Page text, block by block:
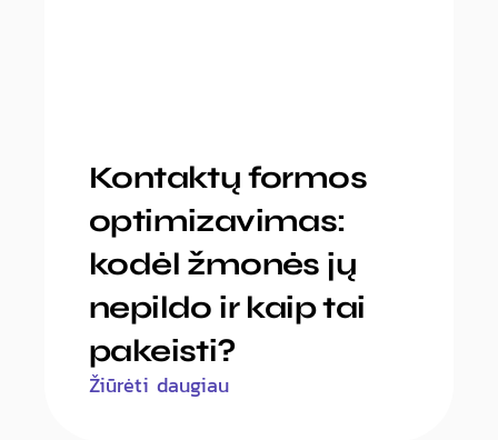
Kontaktų formos
optimizavimas:
kodėl žmonės jų
nepildo ir kaip tai
pakeisti?
Žiūrėti daugiau